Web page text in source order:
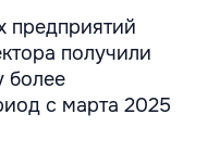
предприятий
получили
более
с марта 2025